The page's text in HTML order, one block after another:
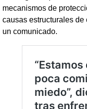
mecanismos de
causas estructurales
un comunicado.